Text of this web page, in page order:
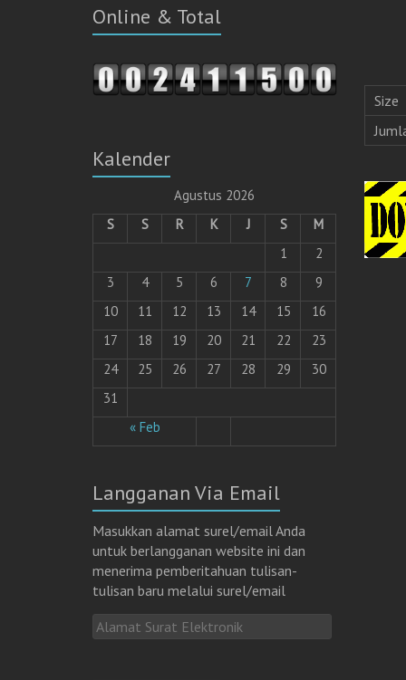
Size
Online & Total
Kalender
Agustus 2026
S
S R K J S M
« Feb
1
2
3
4 5 6 7 8
9
10
11 12 13 14 15
16
17
18 19 20 21 22
23
24
25 26 27 28 29
30
31
Langganan Via Email
Masukkan alamat surel/email Anda
untuk berlangganan website ini dan
menerima pemberitahuan tulisan-
tulisan baru melalui surel/email
A
l